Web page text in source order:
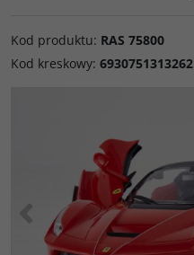
Kod produktu: RAS 75800
Kod kreskowy: 6930751313262